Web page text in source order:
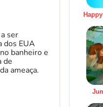
ser
dos EUA
banheiro e
de
ameaça.